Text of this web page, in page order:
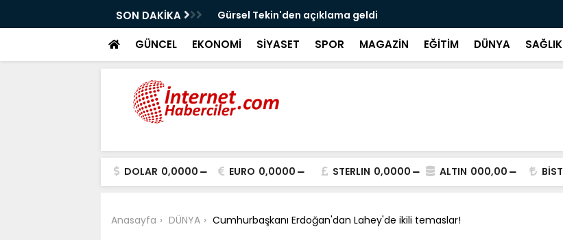
SON DAKİKA Gürsel Tekin'den açıklama geldi
GÜNCEL EKONOMİ SİYASET SPOR MAGAZİN EĞİTİM DÜNYA SAĞLIK
DOLAR 0,0000 EURO 0,0000 STERLIN 0,0000 ALTIN 000,00 BİST
Anasayfa DÜNYA Cumhurbaşkanı Erdoğan'dan Lahey'de ikili temaslar!